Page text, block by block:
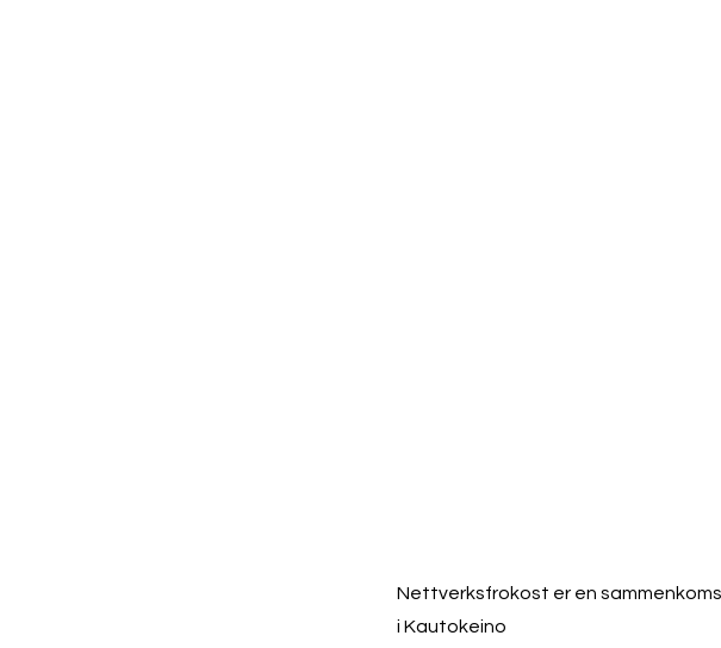
Nettverksfrokost er en
i Kautokeino